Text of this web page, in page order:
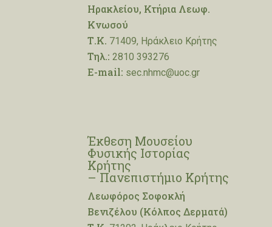
Ηρακλείου, Κτήρια Λεωφ.
Κνωσού
Τ.Κ. 71409, Ηράκλειο Κρήτης
Τηλ.: 2810 393276
E-mail: sec.nhmc@uoc.gr
Έκθεση Μουσείου
Φυσικής Ιστορίας
Κρήτης
– Πανεπιστήμιο Κρήτης
Λεωφόρος Σοφοκλή
Βενιζέλου (Κόλπος Δερματά)